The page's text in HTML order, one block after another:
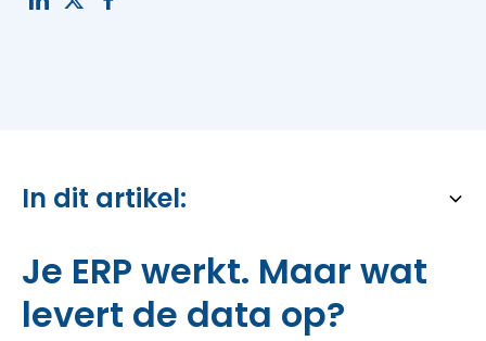
In dit artikel:
Heading 2
Je ERP werkt. Maar wat
levert de data op?